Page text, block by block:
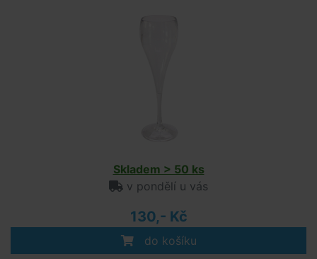
Skladem > 50 ks
v pondělí u vás
130,- Kč
do košíku